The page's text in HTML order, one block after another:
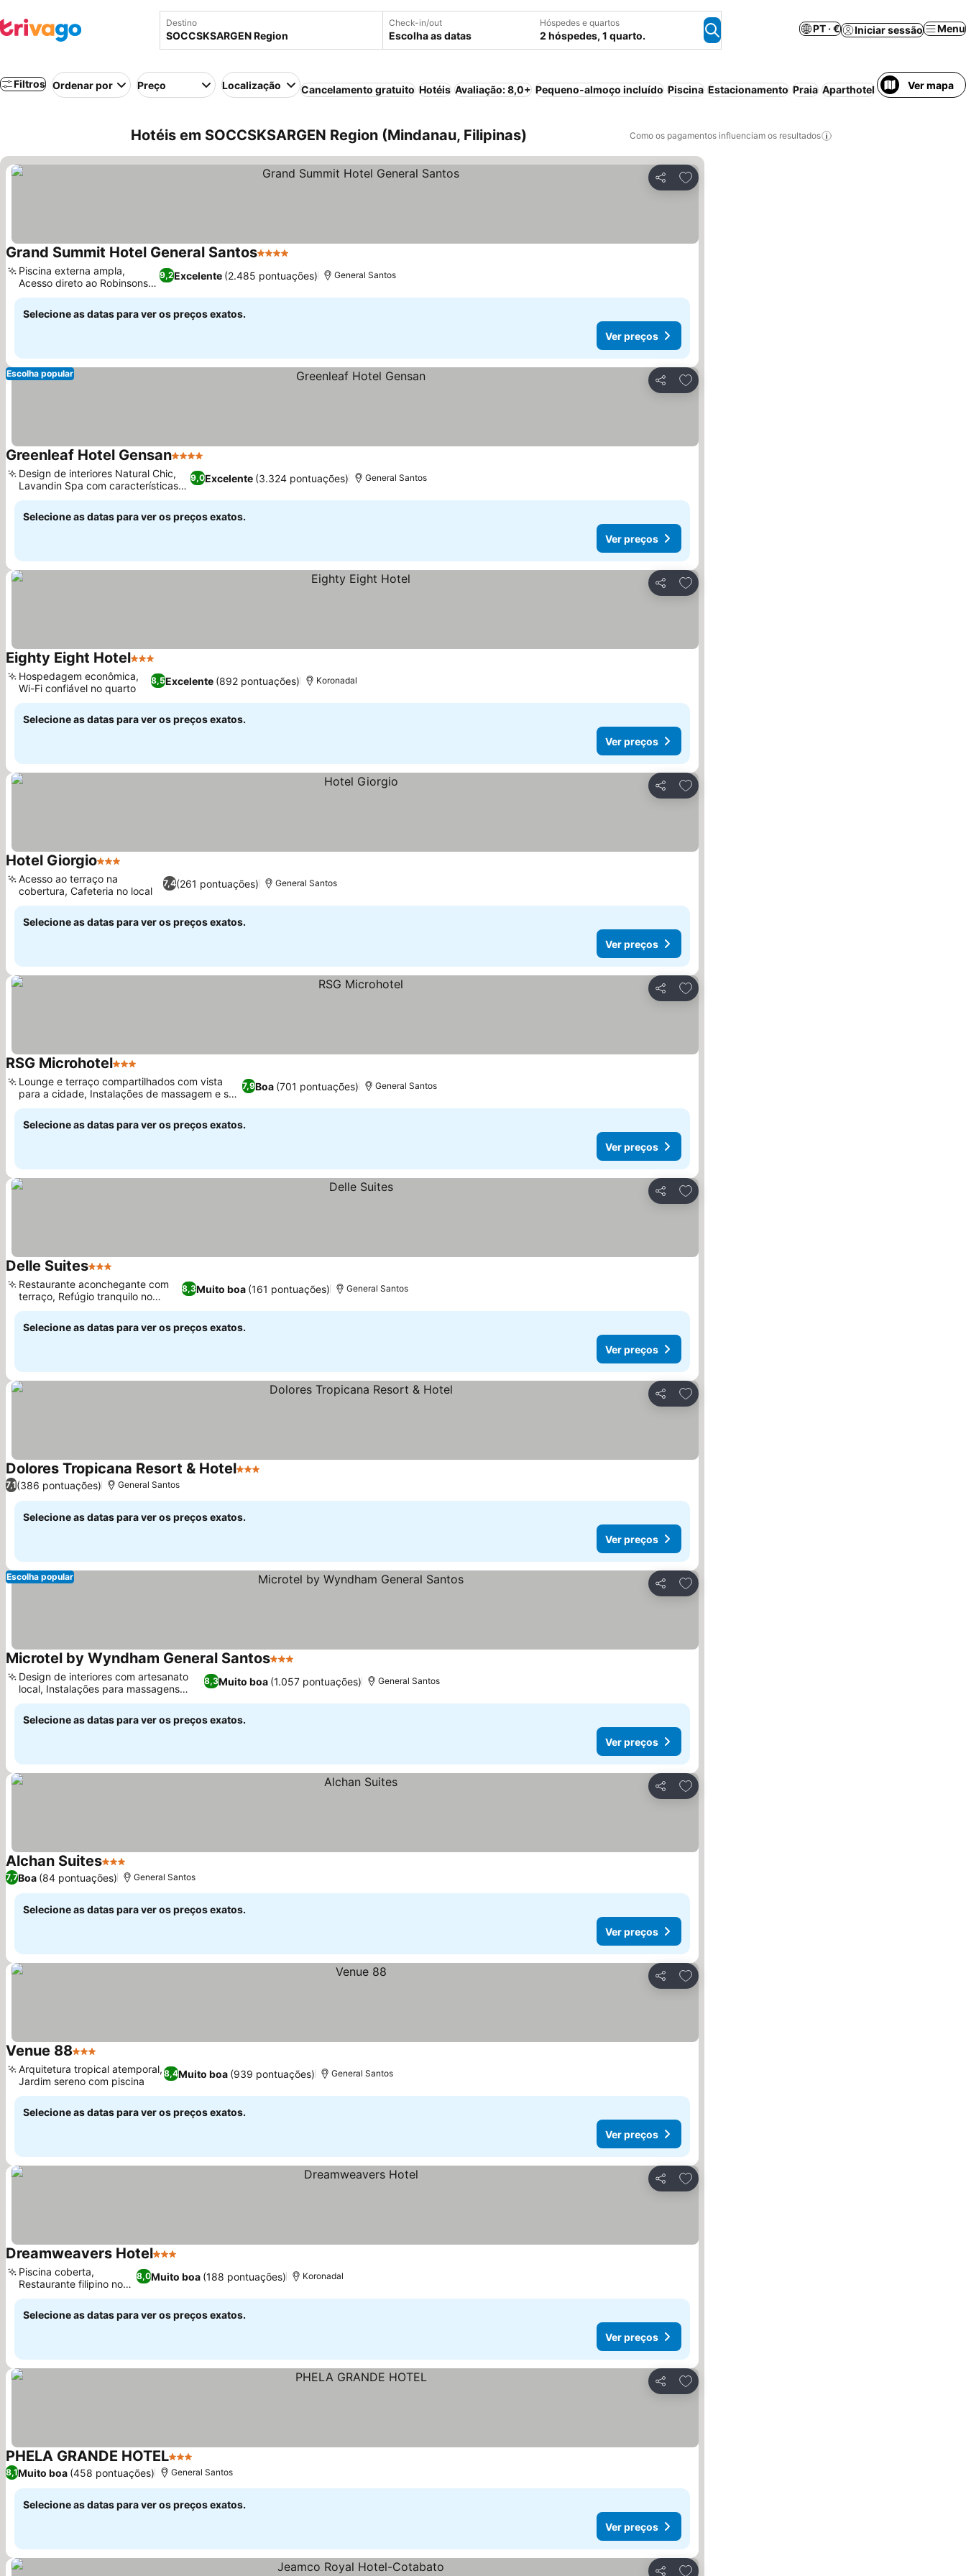
Destino Check-in/out
Escolha as datas
Hóspedes e quartos
2 hóspedes, 1 quarto.
PT · € Iniciar sessão Menu
Filtros Ordenar por Preço Localização Cancelamento gratuito Hotéis Avaliação: 8,0+ Pequeno-almoço incluído Piscina Estacionamento Praia Aparthotel Ver mapa
Hotéis em SOCCSKSARGEN Region (Mindanau, Filipinas) Como os pagamentos influenciam os resultados
Partilhar
Adicionar aos favoritos
Grand Summit Hotel General Santos4 Estrelas
9,2Excelente (2.485 pontuações)
Piscina externa ampla,
Acesso direto ao Robinsons
Place
General Santos
Selecione as datas para ver os preços exatos.
Ver preços
Partilhar
Adicionar aos favoritos
Escolha popular
Greenleaf Hotel Gensan4 Estrelas
9,0Excelente (3.324 pontuações)
Design de interiores Natural Chic,
Lavandin Spa com características
únicas
General Santos
Selecione as datas para ver os preços exatos.
Ver preços
Partilhar
Adicionar aos favoritos
Eighty Eight Hotel3 Estrelas
8,5Excelente (892 pontuações)
Hospedagem econômica,
Wi-Fi confiável no quarto
Koronadal
Selecione as datas para ver os preços exatos.
Ver preços
Partilhar
Adicionar aos favoritos
Hotel Giorgio3 Estrelas
7,4(261 pontuações)
Acesso ao terraço na
cobertura, Cafeteria no local
General Santos
Selecione as datas para ver os preços exatos.
Ver preços
Partilhar
Adicionar aos favoritos
RSG Microhotel3 Estrelas
7,9Boa (701 pontuações)
Lounge e terraço compartilhados com vista
para a cidade, Instalações de massagem e spa
no local
General Santos
Selecione as datas para ver os preços exatos.
Ver preços
Partilhar
Adicionar aos favoritos
Delle Suites3 Estrelas
8,3Muito boa (161 pontuações)
Restaurante aconchegante com
terraço, Refúgio tranquilo no
jardim
General Santos
Selecione as datas para ver os preços exatos.
Ver preços
Partilhar
Adicionar aos favoritos
Dolores Tropicana Resort & Hotel3 Estrelas
7,1(386 pontuações) General Santos
Selecione as datas para ver os preços exatos.
Ver preços
Partilhar
Adicionar aos favoritos
Escolha popular
Microtel by Wyndham General Santos3 Estrelas
8,3Muito boa (1.057 pontuações)
Design de interiores com artesanato
local, Instalações para massagens
revigorantes
General Santos
Selecione as datas para ver os preços exatos.
Ver preços
Partilhar
Adicionar aos favoritos
Alchan Suites3 Estrelas
7,7Boa (84 pontuações) General Santos
Selecione as datas para ver os preços exatos.
Ver preços
Partilhar
Adicionar aos favoritos
Venue 883 Estrelas
8,4Muito boa (939 pontuações)
Arquitetura tropical atemporal,
Jardim sereno com piscina
General Santos
Selecione as datas para ver os preços exatos.
Ver preços
Partilhar
Adicionar aos favoritos
Dreamweavers Hotel3 Estrelas
8,0Muito boa (188 pontuações)
Piscina coberta,
Restaurante filipino no
local
Koronadal
Selecione as datas para ver os preços exatos.
Ver preços
Partilhar
Adicionar aos favoritos
PHELA GRANDE HOTEL3 Estrelas
8,1Muito boa (458 pontuações) General Santos
Selecione as datas para ver os preços exatos.
Ver preços
Adicionar aos favoritos